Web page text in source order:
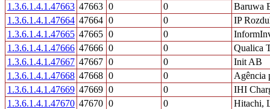
1.3.6.1.4.1.47663 47663 0 0
Baruwa
1.3.6.1.4.1.47664 47664 0 0
IP
1.3.6.1.4.1.47665 47665 0 0
1.3.6.1.4.1.47666 47666 0 0
Qualica
1.3.6.1.4.1.47667 47667 0 0
Init AB
1.3.6.1.4.1.47668 47668 0 0
Agência
1.3.6.1.4.1.47669 47669 0 0
IHI
1.3.6.1.4.1.47670 47670 0 0
Hitachi,